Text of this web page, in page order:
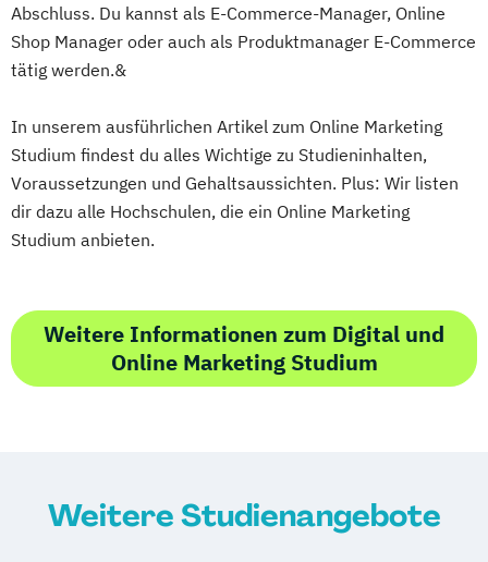
Abschluss. Du kannst als E-Commerce-Manager, Online
Shop Manager oder auch als Produktmanager E-Commerce
tätig werden.&
In unserem ausführlichen Artikel zum Online Marketing
Studium findest du alles Wichtige zu Studieninhalten,
Voraussetzungen und Gehaltsaussichten. Plus: Wir listen
dir dazu alle Hochschulen, die ein Online Marketing
Studium anbieten.
Weitere Informationen zum Digital und
Online Marketing Studium
Weitere Studienangebote